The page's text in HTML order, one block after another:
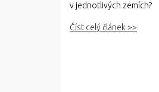
v jednotlivých zemích?
Číst celý článek >>